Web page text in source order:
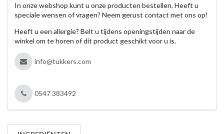
In onze webshop kunt u onze producten bestellen. Heeft u
speciale wensen of vragen? Neem gerust contact met ons op!
Heeft u een allergie? Belt u tijdens openingstijden naar de
winkel om te horen of dit product geschikt voor u is.
info@tukkers.com
0547 383492